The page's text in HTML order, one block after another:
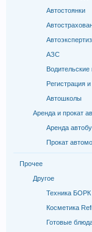
Автостоянки
АЗС
Регистрация
Автошколы
Аренда и прокат
Аренда
Прокат
Прочее
Другое
Техника БОРК
Косметика
Готовые